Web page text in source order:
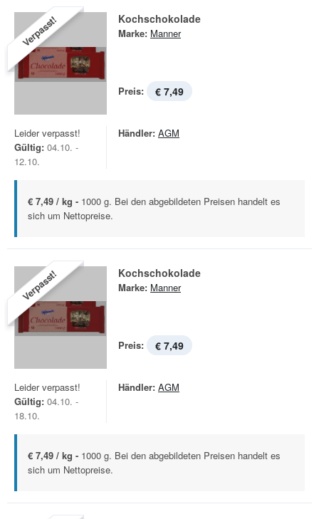
Verpasst! Kochschokolade
Marke: Manner
Preis: € 7,49
Leider verpasst!
Gültig: 04.10. -
12.10.
Händler: AGM
€ 7,49 / kg - 1000 g. Bei den abgebildeten Preisen handelt es
sich um Nettopreise.
Verpasst! Kochschokolade
Marke: Manner
Preis: € 7,49
Leider verpasst!
Gültig: 04.10. -
18.10.
Händler: AGM
€ 7,49 / kg - 1000 g. Bei den abgebildeten Preisen handelt es
sich um Nettopreise.